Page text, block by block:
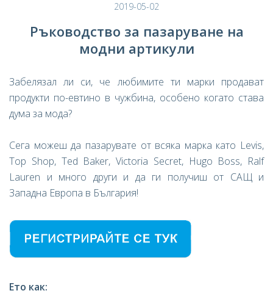
2019-05-02
Ръководство за пазаруване на
модни артикули
Забелязал ли си, че любимите ти марки продават
продукти по-евтино в чужбина, особено когато става
дума за мода?
Сега можеш да пазарувате от всяка марка като Levis,
Top Shop, Ted Baker, Victoria Secret, Hugo Boss, Ralf
Lauren и много други и да ги получиш от САЩ и
Западна Европа в България!
Ето как: